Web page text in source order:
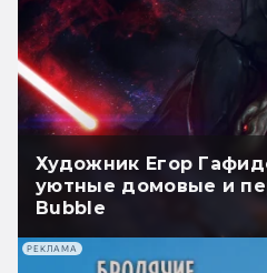
Художник Егор
уютные домовые и
Bubble
РЕКЛАМА